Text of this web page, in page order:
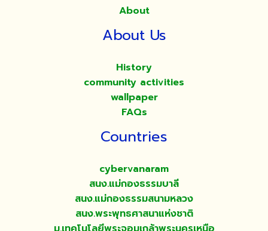
About
About Us
History
community activities
wallpaper
FAQs
Countries
cybervanaram
สนง.แม่กองธรรมบาลี
สนง.แม่กองธรรมสนามหลวง
สนง.พระพุทธศาสนาแห่งชาติ